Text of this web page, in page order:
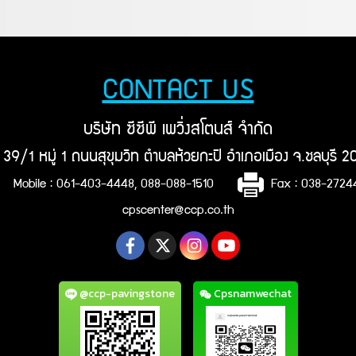
CONTACT US
บริษัท ซีซีพี เพวิ่งสโตนส์ จำกัด
1 หมู่ 1 ถนนสุขุมวิท ตำบลห้วยกะปิ อำเภอเมือง จ.ชลบุรี
Mobile : 061-403-4448, 088-088-1510 Fax : 038-
cpscenter@ccp.co.th
@ccp-pavingstone Cpsnamwechat